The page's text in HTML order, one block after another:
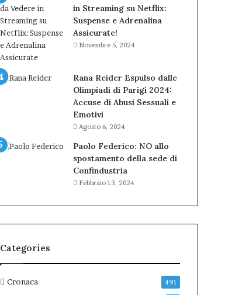
in Streaming su Netflix:
Suspense e Adrenalina
Assicurate!
Novembre 5, 2024
Rana Reider Espulso dalle
Olimpiadi di Parigi 2024:
Accuse di Abusi Sessuali e
Emotivi
Agosto 6, 2024
Paolo Federico: NO allo
spostamento della sede di
Confindustria
Febbraio 13, 2024
Categories
Cronaca 491